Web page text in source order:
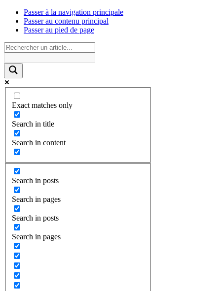
Passer à la navigation principale
Passer au contenu principal
Passer au pied de page
Exact matches only
Search in title
Search in content
Search in posts
Search in pages
Search in posts
Search in pages